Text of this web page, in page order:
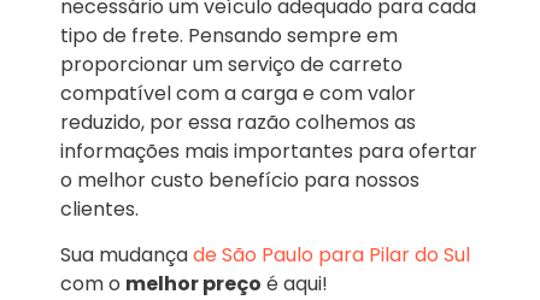
necessário um veículo adequado para cada
tipo de frete. Pensando sempre em
proporcionar um serviço de carreto
compatível com a carga e com valor
reduzido, por essa razão colhemos as
informações mais importantes para ofertar
o melhor custo benefício para nossos
clientes.
Sua mudançade São Paulo para Pilar do Sul
com o melhor preço é aqui!